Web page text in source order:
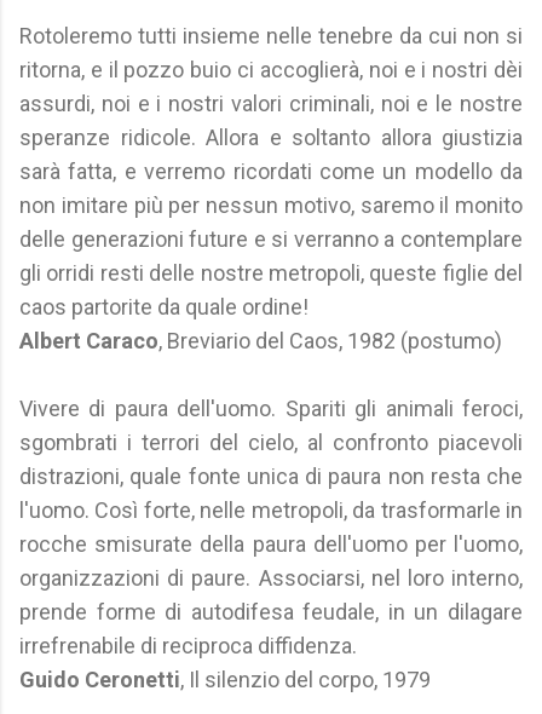
Rotoleremo tutti insieme nelle tenebre da cui non si
ritorna, e il pozzo buio ci accoglierà, noi e i nostri dèi
assurdi, noi e i nostri valori criminali, noi e le nostre
speranze ridicole. Allora e soltanto allora giustizia
sarà fatta, e verremo ricordati come un modello da
non imitare più per nessun motivo, saremo il monito
delle generazioni future e si verranno a contemplare
gli orridi resti delle nostre metropoli, queste figlie del
caos partorite da quale ordine!
Albert Caraco, Breviario del Caos, 1982 (postumo)
Vivere di paura dell'uomo. Spariti gli animali feroci,
sgombrati i terrori del cielo, al confronto piacevoli
distrazioni, quale fonte unica di paura non resta che
l'uomo. Così forte, nelle metropoli, da trasformarle in
rocche smisurate della paura dell'uomo per l'uomo,
organizzazioni di paure. Associarsi, nel loro interno,
prende forme di autodifesa feudale, in un dilagare
irrefrenabile di reciproca diffidenza.
Guido Ceronetti, Il silenzio del corpo, 1979